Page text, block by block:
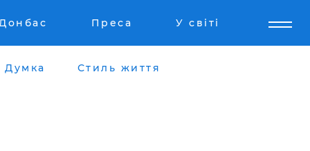
Преса У світі
Думка Стиль життя